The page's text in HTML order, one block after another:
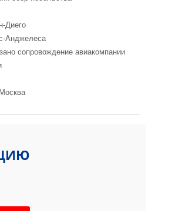
Диего
Анджелеса
сопровождение авиакомпании